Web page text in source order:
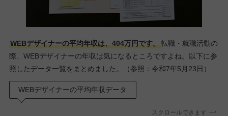
WEBデザイナーの平均年収は、404万円です。転職・就職活動の
際、WEBデザイナーの年収は気になるところですよね。以下に参
照したデータ一覧をまとめました。（参照：令和7年5月23日）
WEBデザイナーの平均年収データ
スクロールできます